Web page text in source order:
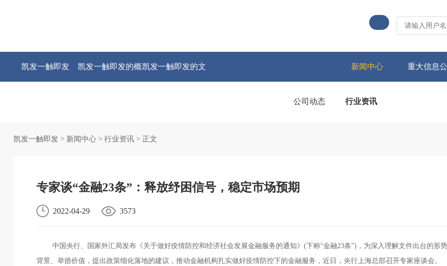
凯发一触即发 凯发一触即发的概凯发一触即发的文 新闻中心 重大信息
公司动态 行业资讯
凯发一触即发> 新闻中心> 行业资讯> 正文
专家谈“金融23条”：释放纾困信号，稳定市场预期
2022-04-29 3573
中国央行、国家外汇局发布《关于做好疫情防控和经济社会发展金融服务的通知》(下称“金融23条”)，为深入理解文件出台的形势
背景、举措价值，提出政策细化落地的建议，推动金融机构扎实做好疫情防控下的金融服务，近日，央行上海总部召开专家座谈会。